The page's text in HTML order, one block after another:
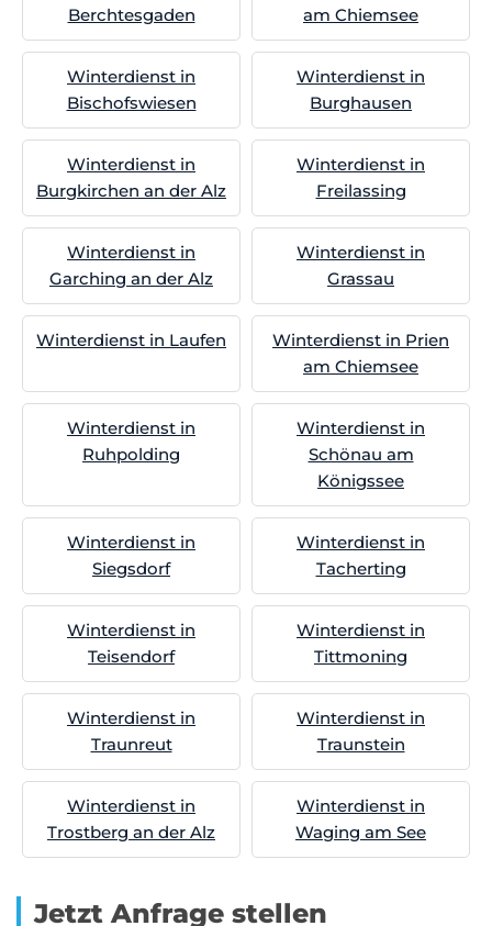
Berchtesgaden
am Chiemsee
Winterdienst in
Bischofswiesen
Winterdienst in
Burghausen
Winterdienst in
Burgkirchen an der Alz
Winterdienst in
Freilassing
Winterdienst in
Garching an der Alz
Winterdienst in
Grassau
Winterdienst in Laufen
Winterdienst in Prien
am Chiemsee
Winterdienst in
Ruhpolding
Winterdienst in
Schönau am
Königssee
Winterdienst in
Siegsdorf
Winterdienst in
Tacherting
Winterdienst in
Teisendorf
Winterdienst in
Tittmoning
Winterdienst in
Traunreut
Winterdienst in
Traunstein
Winterdienst in
Trostberg an der Alz
Winterdienst in
Waging am See
Jetzt Anfrage stellen